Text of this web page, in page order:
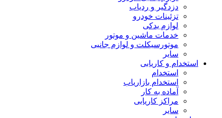
دزدگیر و ردیاب
تزئینات خودرو
لوازم یدکی
خدمات ماشین و موتور
موتورسیکلت و لوازم جانبی
سایر
استخدام و کاریابی
استخدام
استخدام بازاریاب
آماده به کار
مراکز کاریابی
سایر